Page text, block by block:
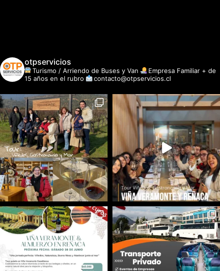
otpservicios
Turismo / Arriendo de Buses y Van
Empresa Familiar + de
15 años en el rubro
contacto@otpservicios.cl